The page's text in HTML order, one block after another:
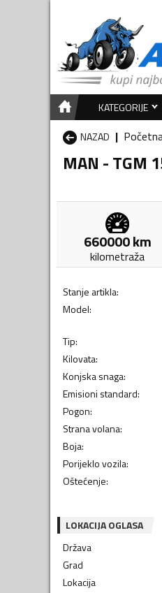
KATEGORIJE
NAZAD
MAN - TGM
660000km
kilometraža
Stanje artikla:
Model:
Tip:
Kilovata:
Konjska snaga:
Emisioni standard:
Pogon:
Strana volana:
Boja:
Porijeklo vozila:
Oštećenje:
LOKACIJA OGLASA
Država
Grad
Lokacija